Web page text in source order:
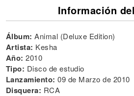
Información
Álbum: Animal (Deluxe Edition)
Artista: Kesha
Año: 2010
Tipo: Disco de estudio
Lanzamiento: 09 de Marzo de 2010
Disquera: RCA